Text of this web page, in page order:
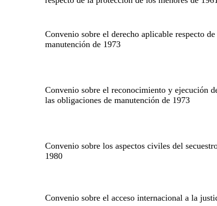
Convenio sobre el derecho aplicable respecto
manutención de 1973
Convenio sobre el reconocimiento y ejecución
las obligaciones de manutención de 1973
Convenio sobre los aspectos civiles del
1980
Convenio sobre el acceso internacional a la